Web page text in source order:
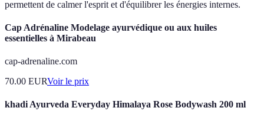
permettent de calmer l'esprit et d'équilibrer les énergies internes.
Cap Adrénaline Modelage ayurvédique ou aux huiles
essentielles à Mirabeau
cap-adrenaline.com
70.00 EURVoir le prix
khadi Ayurveda Everyday Himalaya Rose Bodywash 200 ml